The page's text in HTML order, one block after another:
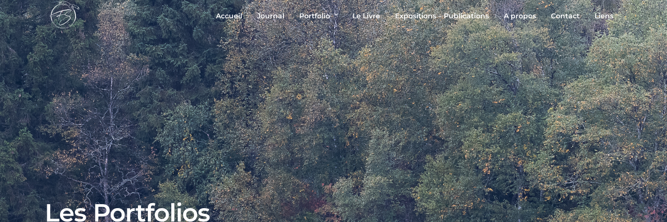
Accueil Journal Portfolio Le Livre Expositions – Publications A propos Contact Liens
Les Portfolios